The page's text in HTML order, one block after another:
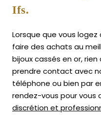
Ifs.
Lorsque que vous
faire des achats au
bijoux cassés en or, rien
prendre contact avec
téléphone ou bien par
rendez-vous pour vous
discrétion et